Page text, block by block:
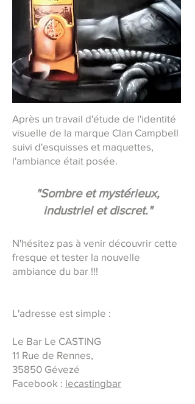
Après un travail d'étude de l'identité
visuelle de la marque Clan Campbell
suivi d'esquisses et maquettes,
l'ambiance était posée.
"Sombre et mystérieux,
industriel et discret."
N'hésitez pas à venir découvrir cette
fresque et tester la nouvelle
ambiance du bar !!!
L'adresse est simple :
Le Bar Le CASTING
11 Rue de Rennes,
35850 Gévezé
Facebook : lecastingbar